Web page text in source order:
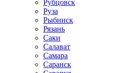
Рубцовск
Руза
Рыбинск
Рязань
Саки
Салават
Самара
Саранск